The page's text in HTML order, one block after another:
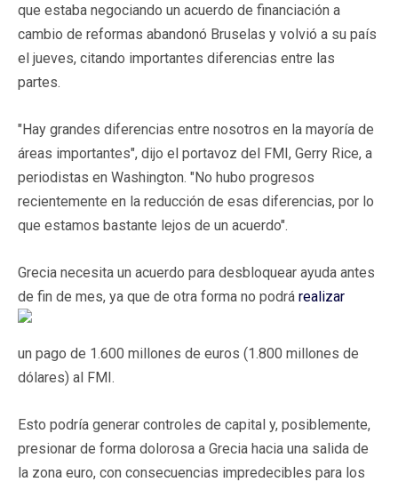
que estaba negociando un acuerdo de financiación a
cambio de reformas abandonó Bruselas y volvió a su país
el jueves, citando importantes diferencias entre las
partes.
"Hay grandes diferencias entre nosotros en la mayoría de
áreas importantes", dijo el portavoz del FMI, Gerry Rice, a
periodistas en Washington. "No hubo progresos
recientemente en la reducción de esas diferencias, por lo
que estamos bastante lejos de un acuerdo".
Grecia necesita un acuerdo para desbloquear ayuda antes
de fin de mes, ya que de otra forma no podrá realizar
un pago de 1.600 millones de euros (1.800 millones de
dólares) al FMI.
Esto podría generar controles de capital y, posiblemente,
presionar de forma dolorosa a Grecia hacia una salida de
la zona euro, con consecuencias impredecibles para los